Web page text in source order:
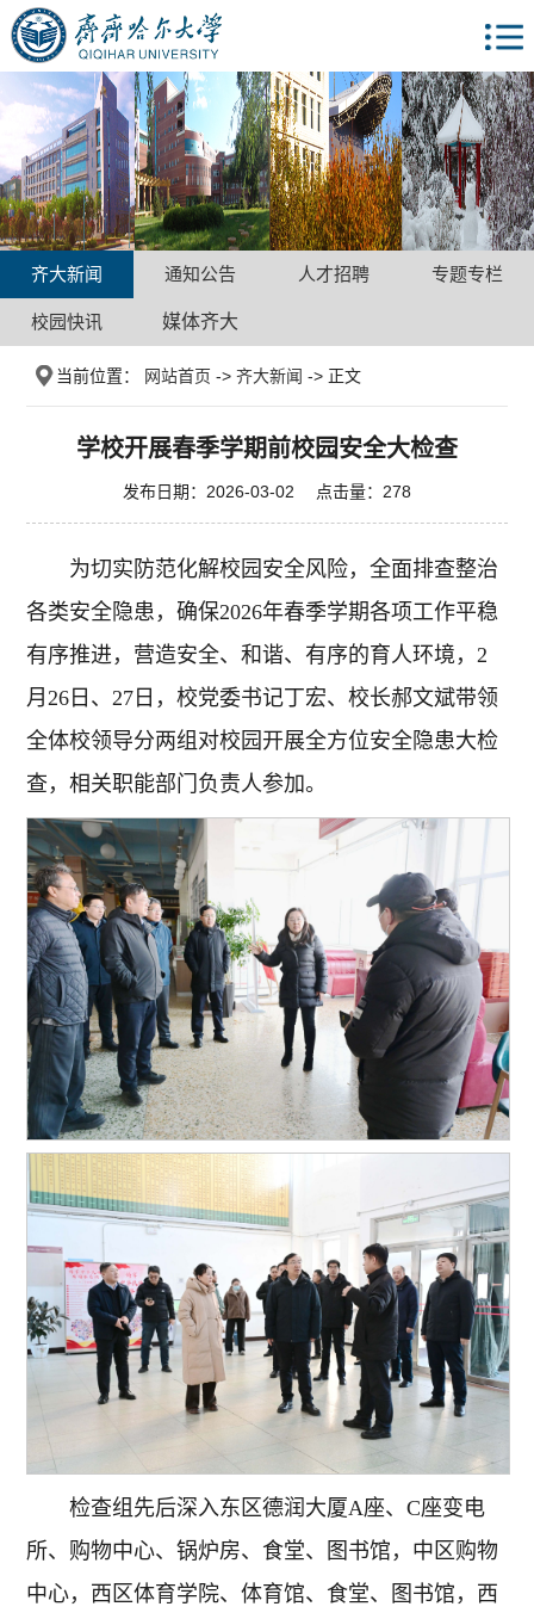
齐大新闻 通知公告 人才招聘 专题专栏
校园快讯 媒体齐大
当前位置： 网站首页 ->齐大新闻 -> 正文
学校开展春季学期前校园安全大检查
发布日期：2026-03-02 点击量： 278
为切实防范化解校园安全风险，全面排查整治
各类安全隐患，确保2026年春季学期各项工作平稳
有序推进，营造安全、和谐、有序的育人环境，2
月26日、27日，校党委书记丁宏、校长郝文斌带领
全体校领导分两组对校园开展全方位安全隐患大检
查，相关职能部门负责人参加。
检查组先后深入东区德润大厦A座、C座变电
所、购物中心、锅炉房、食堂、图书馆，中区购物
中心，西区体育学院、体育馆、食堂、图书馆，西